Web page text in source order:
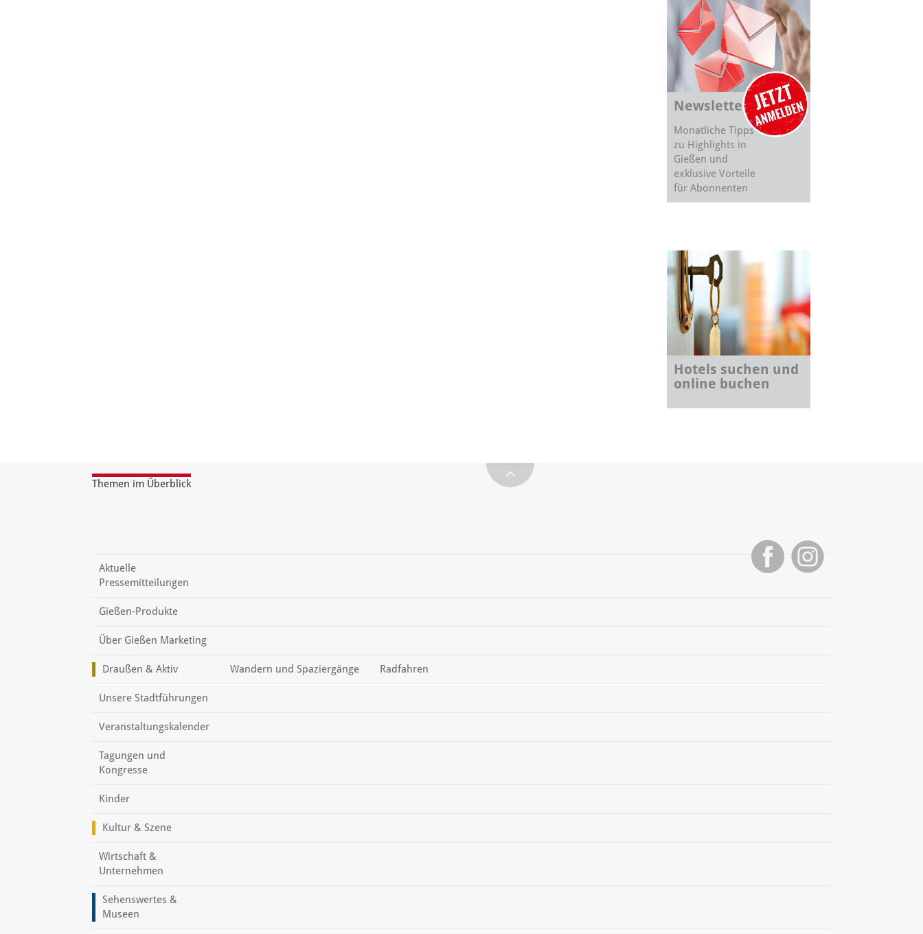
Newsletter
Monatliche Tipps
zu Highlights in
Gießen und
exklusive Vorteile
für Abonnenten
Hotels suchen und
online buchen
Themen im Überblick
Aktuelle
Pressemitteilungen
Gießen-Produkte
Über Gießen Marketing
Draußen & Aktiv Wandern und Spaziergänge Radfahren
Unsere Stadtführungen
Veranstaltungskalender
Tagungen und
Kongresse
Kinder
Kultur & Szene
Wirtschaft &
Unternehmen
Sehenswertes &
Museen